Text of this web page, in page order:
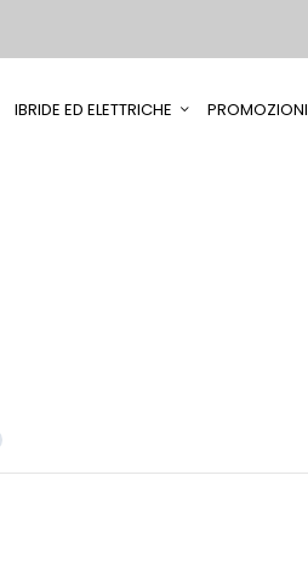
IBRIDE ED ELETTRICHE PROMOZIONI